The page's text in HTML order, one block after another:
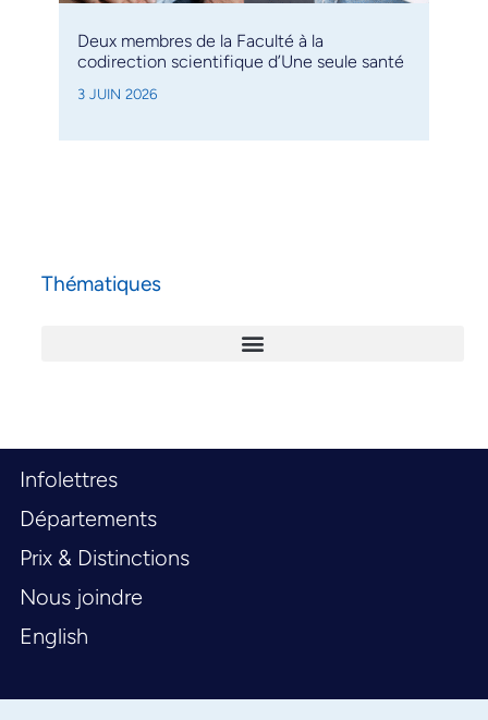
Deux membres de la Faculté à la
codirection scientifique d’Une seule santé
3 JUIN 2026
Thématiques
Infolettres
Départements
Prix & Distinctions
Nous joindre
English